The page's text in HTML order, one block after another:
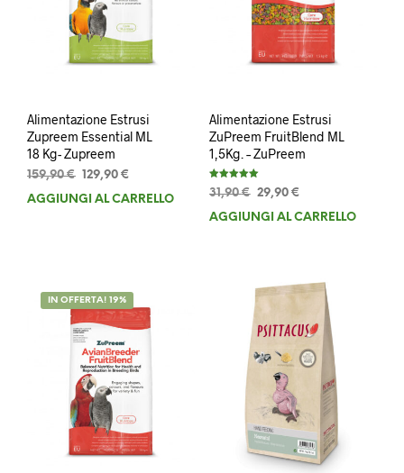
Alimentazione Estrusi
Zupreem Essential ML
18 Kg- Zupreem
159,90€ Il
prezzo
129,90 €
prezzo
AGGIUNGI AL CARRELLO
Alimentazione Estrusi
ZuPreem FruitBlend ML
1,5Kg. – ZuPreem
Valutato
5.00
31,90€ Il
prezzo
29,90 €Il
prezzo
AGGIUNGI AL CARRELLO
IN OFFERTA! 19%